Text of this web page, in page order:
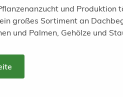
und
großes Sortiment an
und Palmen, Gehölze und